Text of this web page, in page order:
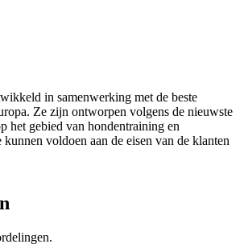
in samenwerking met de beste
Ze zijn ontworpen volgens de nieuwste
het gebied van hondentraining en
voldoen aan de eisen van de klanten